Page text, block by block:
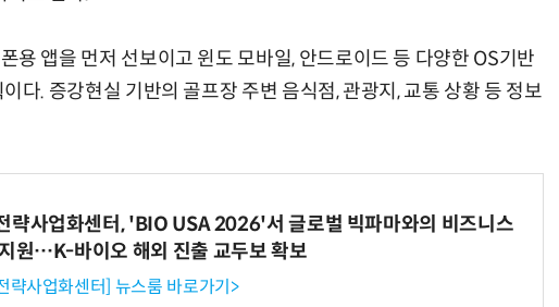
용 앱을 먼저 선보이고 윈도 모바일, 안드로이드 등 다양한 OS기반
다. 증강현실 기반의 골프장 주변 음식점, 관광지, 교통 상황 등 정보
략사업화센터, 'BIO USA 2026'서 글로벌 빅파마와의 비즈니스
원…K-바이오 해외 진출 교두보 확보
략사업화센터] 뉴스룸 바로가기>